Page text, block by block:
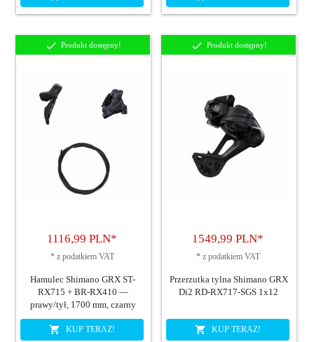
Produkt dostępny!
1116,99 PLN*
* z podatkiem VAT
Hamulec Shimano GRX ST-
RX715 + BR-RX410 —
prawy/tył, 1700 mm, czarny
KUP TERAZ!
Produkt dostępny!
1549,99 PLN*
* z podatkiem VAT
Przerzutka tylna Shimano GRX
Di2 RD-RX717-SGS 1x12
KUP TERAZ!